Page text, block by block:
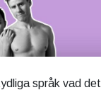
språk vad det